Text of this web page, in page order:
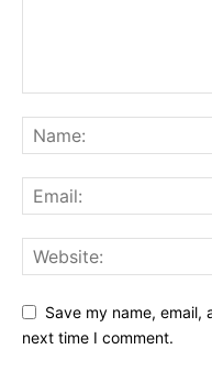
Save my name,
next time I comment.